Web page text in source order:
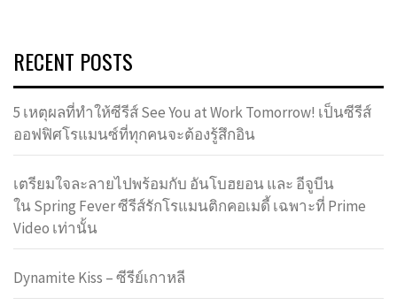
RECENT POSTS
5 เหตุผลที่ทำให้ซีรีส์ See You at Work Tomorrow! เป็นซีรีส์
ออฟฟิศโรแมนซ์ที่ทุกคนจะต้องรู้สึกอิน
เตรียมใจละลายไปพร้อมกับ อันโบฮยอน และ อีจูบีน
ใน Spring Fever ซีรีส์รักโรแมนติกคอเมดี้ เฉพาะที่ Prime
Video เท่านั้น
Dynamite Kiss – ซีรีย์เกาหลี